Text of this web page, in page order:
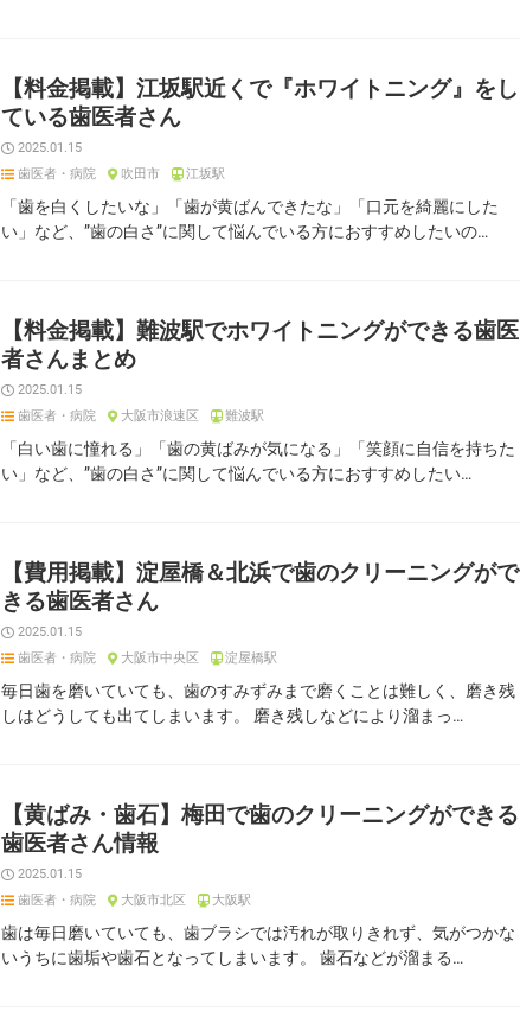
【料金掲載】江坂駅近くで『ホワイトニング』をし
ている歯医者さん
2025.01.15
歯医者・病院
吹田市 江坂駅
「歯を白くしたいな」「歯が黄ばんできたな」「口元を綺麗にした
い」など、”歯の白さ”に関して悩んでいる方におすすめしたいの…
【料金掲載】難波駅でホワイトニングができる歯医
者さんまとめ
2025.01.15
歯医者・病院
大阪市浪速区 難波駅
「白い歯に憧れる」「歯の黄ばみが気になる」「笑顔に自信を持ちた
い」など、”歯の白さ”に関して悩んでいる方におすすめしたい…
【費用掲載】淀屋橋＆北浜で歯のクリーニングがで
きる歯医者さん
2025.01.15
歯医者・病院
大阪市中央区 淀屋橋駅
毎日歯を磨いていても、歯のすみずみまで磨くことは難しく、磨き残
しはどうしても出てしまいます。 磨き残しなどにより溜まっ…
【黄ばみ・歯石】梅田で歯のクリーニングができる
歯医者さん情報
2025.01.15
歯医者・病院
大阪市北区 大阪駅
歯は毎日磨いていても、歯ブラシでは汚れが取りきれず、気がつかな
いうちに歯垢や歯石となってしまいます。 歯石などが溜まる…